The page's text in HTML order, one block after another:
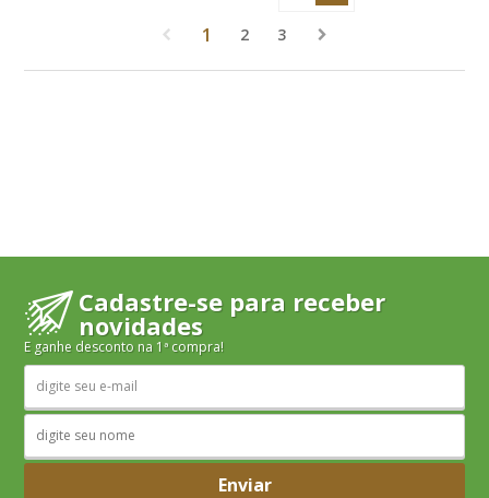
1 2 3
Cadastre-se para receber
novidades
E ganhe desconto na 1ª compra!
Enviar